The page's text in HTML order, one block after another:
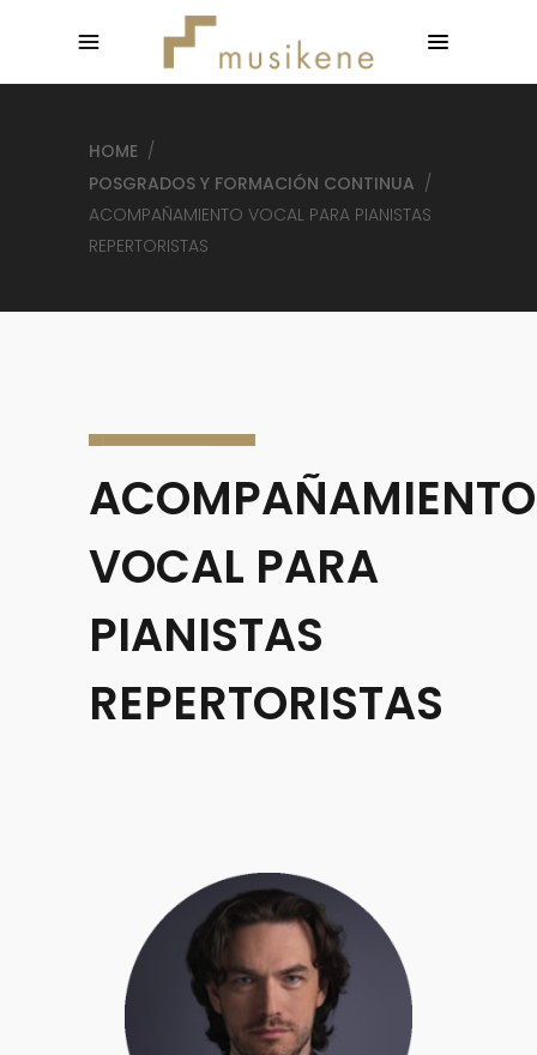
HOME /
POSGRADOS Y FORMACIÓN CONTINUA /
ACOMPAÑAMIENTO VOCAL PARA PIANISTAS
REPERTORISTAS
ACOMPAÑAMIENTO
VOCAL PARA
PIANISTAS
REPERTORISTAS